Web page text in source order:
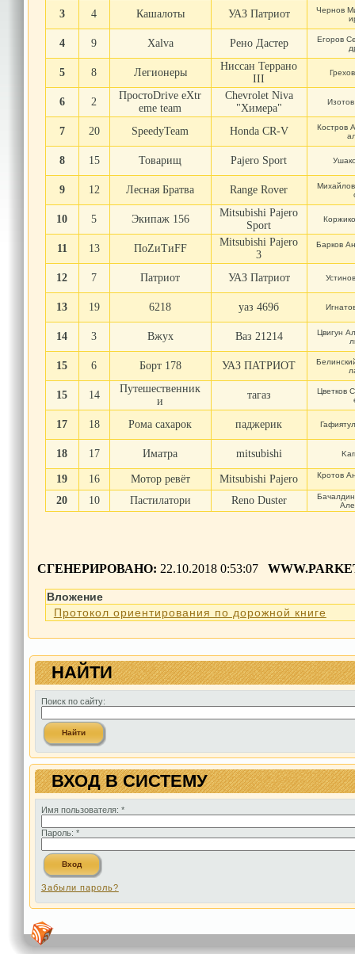
3 4 Кашалоты УАЗ Патриот
Чернов
4 9 Xalva Рено Дастер
Егоров
5 8 Легионеры
Ниссан Террано
III
6 2
ПростоDrive eXtr
eme team
Chevrolet Niva
"Химера"
7 20 SpeedyTeam Honda CR-V
Костров
8 15 Товарищ Pajero Sport
9 12 Лесная Братва Range Rover
10 5 Экипаж 156
Mitsubishi Pajero
Sport
11 13 ПоZиTиFF
Mitsubishi Pajero
3
Барков
12 7 Патриот УАЗ Патриот
13 19 6218 уаз 469б
14 3 Вжух Ваз 21214
Цвигун
15 6 Борт 178 УАЗ ПАТРИОТ
15 14
Путешественник
и
тагаз
Цветков
17 18 Рома сахарок паджерик
18 17 Иматра mitsubishi
19 16 Мотор ревёт Mitsubishi Pajero Кротов
20 10 Пастилатори Reno Duster
СГЕНЕРИРОВАНО: 22.10.2018 0:53:07
Вложение
Протокол ориентирования по дорожной книге
НАЙТИ
Поиск по сайту:
ВХОД В СИСТЕМУ
Имя пользователя: *
Пароль: *
Забыли пароль?